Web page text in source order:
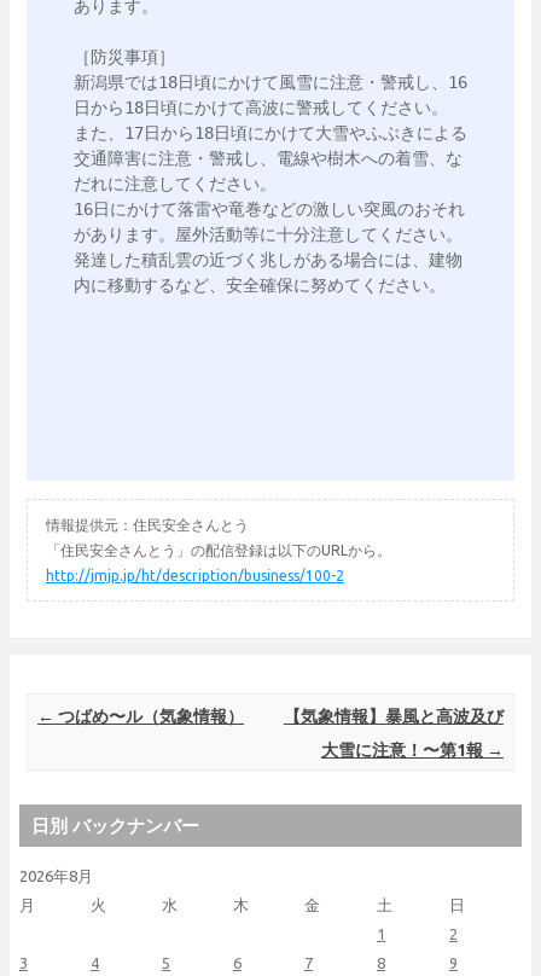
あります。
［防災事項］
新潟県では18日頃にかけて風雪に注意・警戒し、16
日から18日頃にかけて高波に警戒してください。
また、17日から18日頃にかけて大雪やふぶきによる
交通障害に注意・警戒し、電線や樹木への着雪、な
だれに注意してください。
16日にかけて落雷や竜巻などの激しい突風のおそれ
があります。屋外活動等に十分注意してください。
発達した積乱雲の近づく兆しがある場合には、建物
内に移動するなど、安全確保に努めてください。
情報提供元：住民安全さんとう
「住民安全さんとう」の配信登録は以下のURLから。
http://jmjp.jp/ht/description/business/100-2
Post navigation
← つばめ〜ル（気象情報）
【気象情報】暴風と高波及び
大雪に注意！〜第1報 →
日別 バックナンバー
2026年8月
月
火 水 木 金 土
日
1
2
3
4 5 6 7 8 9